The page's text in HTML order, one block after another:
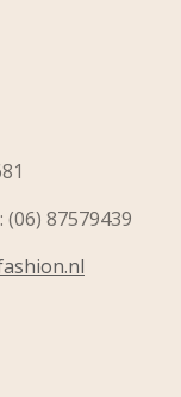
87579439